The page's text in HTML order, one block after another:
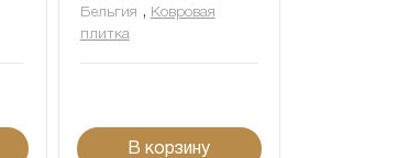
Бельгия , Ковровая
плитка
В корзину